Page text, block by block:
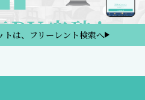
は、フリーレント検索へ